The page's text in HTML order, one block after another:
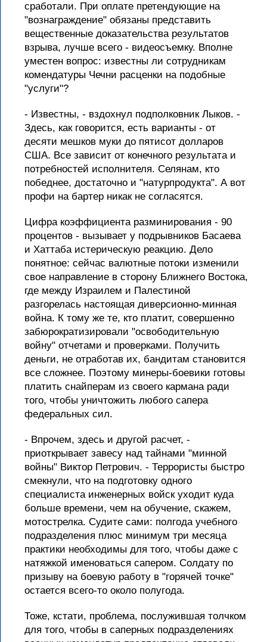
сработали. При оплате претендующие на
"вознаграждение" обязаны представить
вещественные доказательства результатов
взрыва, лучше всего - видеосъемку. Вполне
уместен вопрос: известны ли сотрудникам
комендатуры Чечни расценки на подобные
"услуги"?
- Известны, - вздохнул подполковник Лыков. -
Здесь, как говорится, есть варианты - от
десяти мешков муки до пятисот долларов
США. Все зависит от конечного результата и
потребностей исполнителя. Селянам, кто
победнее, достаточно и "натурпродукта". А вот
профи на бартер никак не согласятся.
Цифра коэффициента разминирования - 90
процентов - вызывает у подрывников Басаева
и Хаттаба истерическую реакцию. Дело
понятное: сейчас валютные потоки изменили
свое направление в сторону Ближнего Востока,
где между Израилем и Палестиной
разгорелась настоящая диверсионно-минная
война. К тому же те, кто платит, совершенно
забюрократизировали "освободительную
войну" отчетами и проверками. Получить
деньги, не отработав их, бандитам становится
все сложнее. Поэтому минеры-боевики готовы
платить снайперам из своего кармана ради
того, чтобы уничтожить любого сапера
федеральных сил.
- Впрочем, здесь и другой расчет, -
приоткрывает завесу над тайнами "минной
войны" Виктор Петрович. - Террористы быстро
смекнули, что на подготовку одного
специалиста инженерных войск уходит куда
больше времени, чем на обучение, скажем,
мотострелка. Судите сами: полгода учебного
подразделения плюс минимум три месяца
практики необходимы для того, чтобы даже с
натяжкой именоваться сапером. Солдату по
призыву на боевую работу в "горячей точке"
остается всего-то около полугода.
Тоже, кстати, проблема, послужившая толчком
для того, чтобы в саперных подразделениях